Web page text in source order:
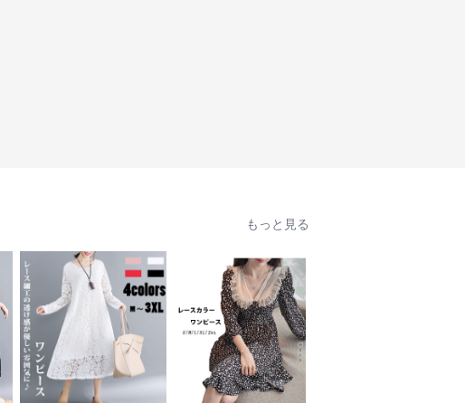
もっと見る